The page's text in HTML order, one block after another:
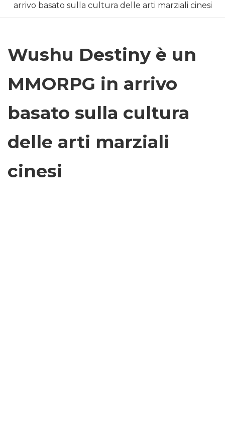
arrivo basato sulla cultura delle arti marziali cinesi
Wushu Destiny è un
MMORPG in arrivo
basato sulla cultura
delle arti marziali
cinesi